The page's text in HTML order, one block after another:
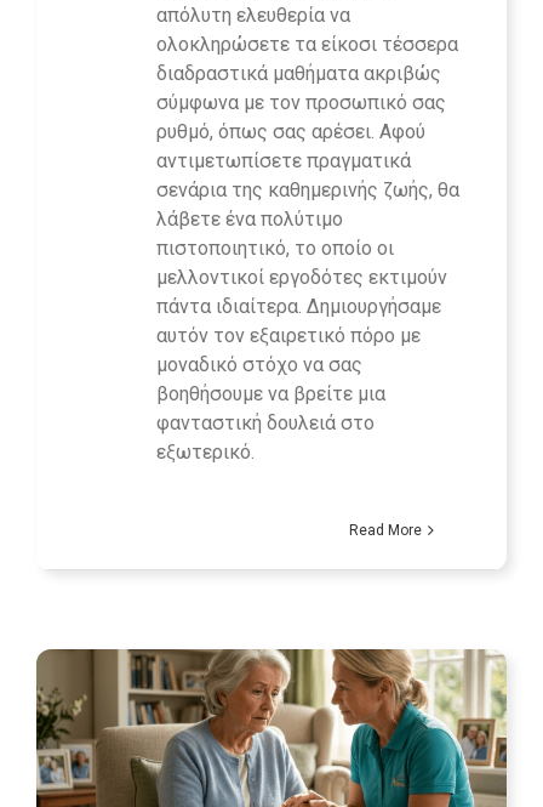
απόλυτη ελευθερία να
ολοκληρώσετε τα είκοσι τέσσερα
διαδραστικά μαθήματα ακριβώς
σύμφωνα με τον προσωπικό σας
ρυθμό, όπως σας αρέσει. Αφού
αντιμετωπίσετε πραγματικά
σενάρια της καθημερινής ζωής, θα
λάβετε ένα πολύτιμο
πιστοποιητικό, το οποίο οι
μελλοντικοί εργοδότες εκτιμούν
πάντα ιδιαίτερα. Δημιουργήσαμε
αυτόν τον εξαιρετικό πόρο με
μοναδικό στόχο να σας
βοηθήσουμε να βρείτε μια
φανταστική δουλειά στο
εξωτερικό.
Read More